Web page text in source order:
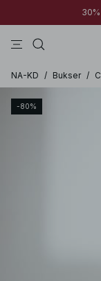
30%
NA-KD / Bukser /
-80%